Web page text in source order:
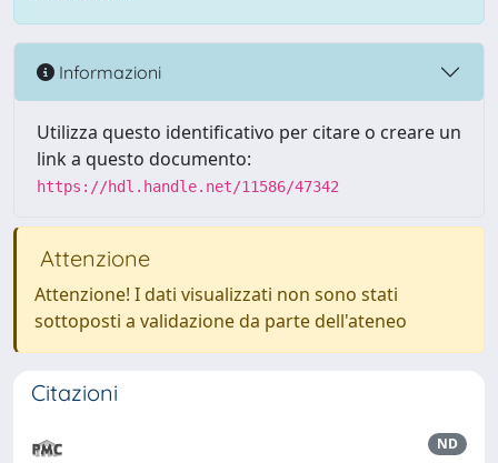
Informazioni
Utilizza questo identificativo per citare o creare un
link a questo documento:
https://hdl.handle.net/11586/47342
Attenzione
Attenzione! I dati visualizzati non sono stati
sottoposti a validazione da parte dell'ateneo
Citazioni
ND